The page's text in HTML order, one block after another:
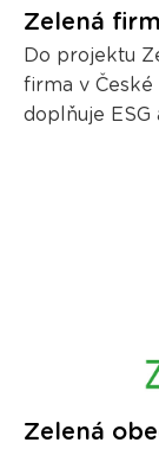
Zelená
Do projektu
firma v
doplňuje
Zelená